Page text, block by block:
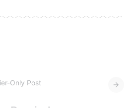
Only Post